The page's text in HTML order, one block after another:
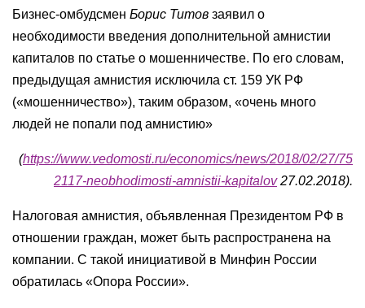
Бизнес-омбудсмен Борис Титов заявил о
необходимости введения дополнительной амнистии
капиталов по статье о мошенничестве. По его словам,
предыдущая амнистия исключила ст. 159 УК РФ
(«мошенничество»), таким образом, «очень много
людей не попали под амнистию»
(https://www.vedomosti.ru/economics/news/2018/02/27/75
2117-neobhodimosti-amnistii-kapitalov27.02.2018).
Налоговая амнистия, объявленная Президентом РФ в
отношении граждан, может быть распространена на
компании. С такой инициативой в Минфин России
обратилась «Опора России».